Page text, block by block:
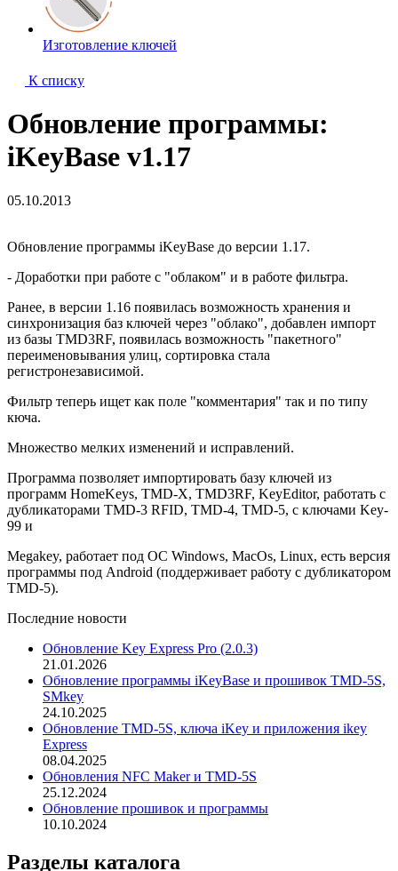
Изготовление ключей
К списку
Обновление программы:
iKeyBase v1.17
05.10.2013
Обновление программы iKeyBase до версии 1.17.
- Доработки при работе с "облаком" и в работе фильтра.
Ранее, в версии 1.16 появилась возможность хранения и
синхронизация баз ключей через "облако", добавлен импорт
из базы TMD3RF, появилась возможность "пакетного"
переименовывания улиц, сортировка стала
регистронезависимой.
Фильтр теперь ищет как поле "комментария" так и по типу
кюча.
Множество мелких изменений и исправлений.
Программа позволяет импортировать базу ключей из
программ HomeKeys, TMD-X, TMD3RF, KeyEditor, работать с
дубликаторами TMD-3 RFID, TMD-4, TMD-5, с ключами Key-
99 и
Megakey, работает под ОС Windows, MacOs, Linux, есть версия
программы под Android (поддерживает работу с дубликатором
TMD-5).
Последние новости
Обновление Key Express Pro (2.0.3)
21.01.2026
Обновление программы iKeyBase и прошивок TMD-5S,
SMkey
24.10.2025
Обновление TMD-5S, ключа iKey и приложения ikey
Express
08.04.2025
Обновления NFC Maker и TMD-5S
25.12.2024
Обновление прошивок и программы
10.10.2024
Разделы каталога